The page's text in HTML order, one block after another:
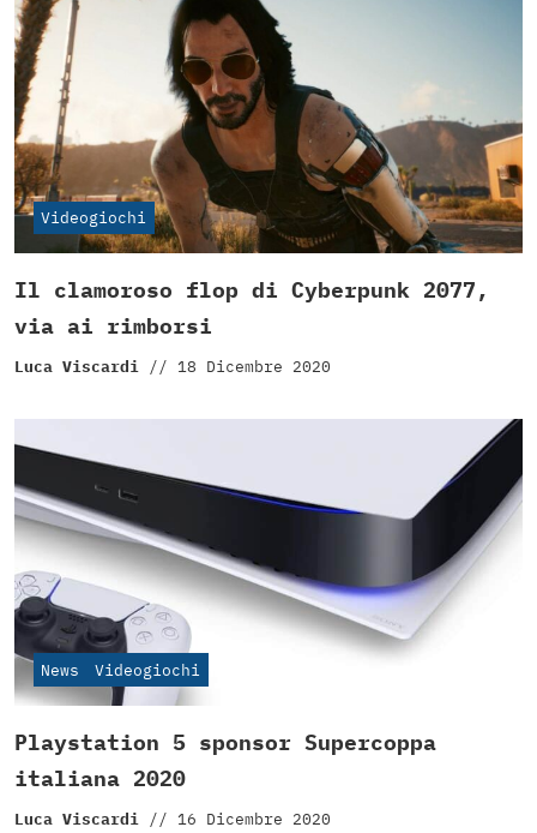
Videogiochi
Il clamoroso flop di Cyberpunk 2077,
via ai rimborsi
Luca Viscardi // 18 Dicembre 2020
News Videogiochi
Playstation 5 sponsor Supercoppa
italiana 2020
Luca Viscardi // 16 Dicembre 2020